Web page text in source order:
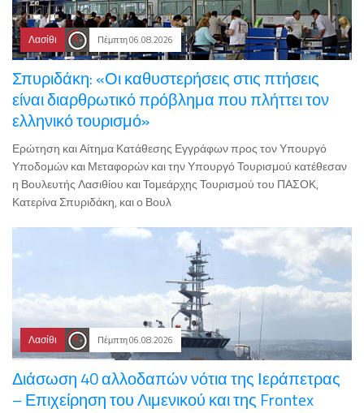
Λασίθι Πέμπτη 06.08.2026
Σπυριδάκη: «Οι καθυστερήσεις στις πτήσεις
είναι διαρθρωτικό πρόβλημα που πλήττει τον
ελληνικό τουρισμό»
Ερώτηση και Αίτημα Κατάθεσης Εγγράφων προς τον Υπουργό
Υποδομών και Μεταφορών και την Υπουργό Τουρισμού κατέθεσαν
η Βουλευτής Λασιθίου και Τομεάρχης Τουρισμού του ΠΑΣΟΚ,
Κατερίνα Σπυριδάκη, και ο Βουλ
Λασίθι Πέμπτη 06.08.2026
Διάσωση 40 αλλοδαπών νότια της Ιεράπετρας
– Επιχείρηση του Λιμενικού και της Frontex